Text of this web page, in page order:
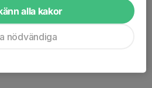
föreningen till en öppen istid på
att runda av året tillsammans på
alla kakor
nödvändiga